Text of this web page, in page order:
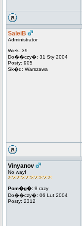
SaleiB
Administrator
Wiek: 39
Do��czy�: 31 Sty 2004
Posty: 905
Sk�d: Warszawa
Vinyanov
No way!
Pom�g�: 9 razy
Do��czy�: 06 Lut 2004
Posty: 2312